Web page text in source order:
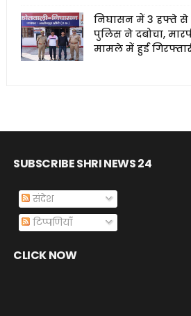
निघासन में 3 हफ्ते से
पुलिस ने दबोचा,
मामले में हुई
SUBSCRIBE SHRI NEWS 24
संदेश
टिप्पणियाँ
CLICK NOW